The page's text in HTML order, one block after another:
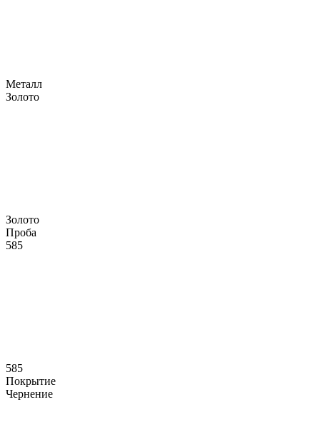
Металл
Золото
Золото
Проба
585
585
Покрытие
Чернение